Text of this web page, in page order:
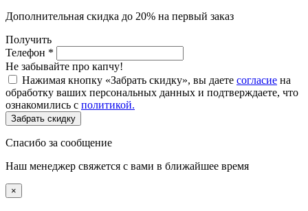
Дополнительная скидка до 20% на первый заказ
Получить
Телефон *
Не забывайте про капчу!
Нажимая кнопку «Забрать скидку», вы даете согласие на
обработку ваших персональных данных и подтверждаете, что
ознакомились с политикой.
Забрать скидку
Спасибо за сообщение
Наш менеджер свяжется с вами в ближайшее время
×